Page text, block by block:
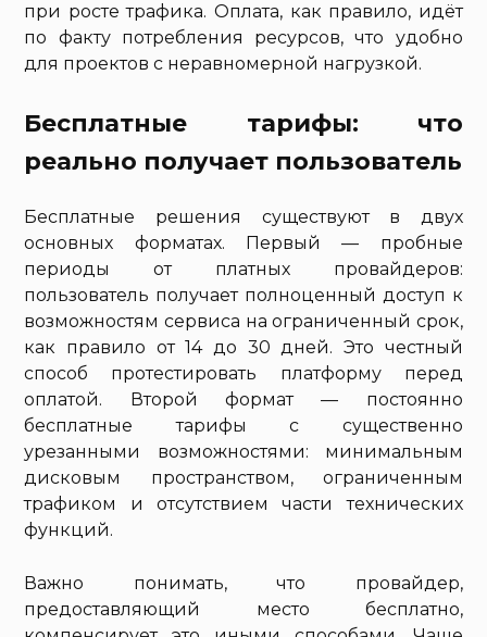
при росте трафика. Оплата, как правило, идёт
по факту потребления ресурсов, что удобно
для проектов с неравномерной нагрузкой.
Бесплатные тарифы: что
реально получает пользователь
Бесплатные решения существуют в двух
основных форматах. Первый — пробные
периоды от платных провайдеров:
пользователь получает полноценный доступ к
возможностям сервиса на ограниченный срок,
как правило от 14 до 30 дней. Это честный
способ протестировать платформу перед
оплатой. Второй формат — постоянно
бесплатные тарифы с существенно
урезанными возможностями: минимальным
дисковым пространством, ограниченным
трафиком и отсутствием части технических
функций.
Важно понимать, что провайдер,
предоставляющий место бесплатно,